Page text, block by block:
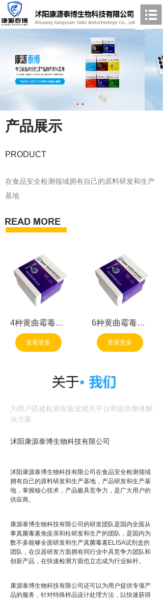
产品展示
PRODUCT
在食品安全检测领域拥有自己的原料研发和生产
基地
4种黄曲霉毒素
总量免疫亲和柱
查看更多
6种黄曲霉毒素
总量免疫亲和柱
查看更多
为用户搭建检测实验室相关平台和提供整体解
决方案
沭阳康源泰博生物科技有限公司
沭阳康源泰博生物科技有限公司在食品安全检测领域
拥有自己的原料研发和生产基地，产品研发和生产基
地，掌握核心技术，产品极具竞争力，是广大用户的
供应商。
康源泰博生物科技有限公司的研发团队是国内全面从
事真菌毒素免疫亲和柱研发和生产的团队，是国内为
数不多能够全面研发和生产真菌毒素ELISA试剂盒的
团队，在仪器研发方面拥有同行业中具竞争力团队和
创新产品，在快速检测方面也立志成为行业标杆。
康源泰博生物科技有限公司还可以为用户提供专项产
品的服务，针对特殊样品设计处理方法，以快速获得